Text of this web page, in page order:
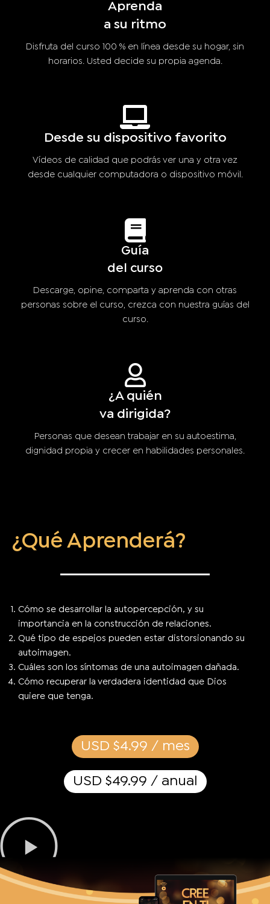
Aprenda
a su ritmo
Disfruta del curso 100 % en línea desde su hogar, sin
horarios. Usted decide su propia agenda.
Desde su dispositivo favorito
Vídeos de calidad que podrás ver una y otra vez
desde cualquier computadora o dispositivo móvil.
Guía
del curso
Descarge, opine, comparta y aprenda con otras
personas sobre el curso, crezca con nuestra guías del
curso.
¿A quién
va dirigida?
Personas que desean trabajar en su autoestima,
dignidad propia y crecer en habilidades personales.
¿Qué Aprenderá?
Cómo se desarrollar la autopercepción, y su
importancia en la construcción de relaciones.
Qué tipo de espejos pueden estar distorsionando su
autoimagen.
Cuáles son los síntomas de una autoimagen dañada.
Cómo recuperar la verdadera identidad que Dios
quiere que tenga.
USD $4.99 / mes
USD $49.99 / anual